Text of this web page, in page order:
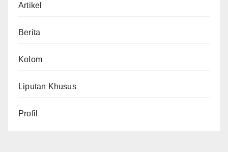
Artikel
Berita
Kolom
Liputan Khusus
Profil